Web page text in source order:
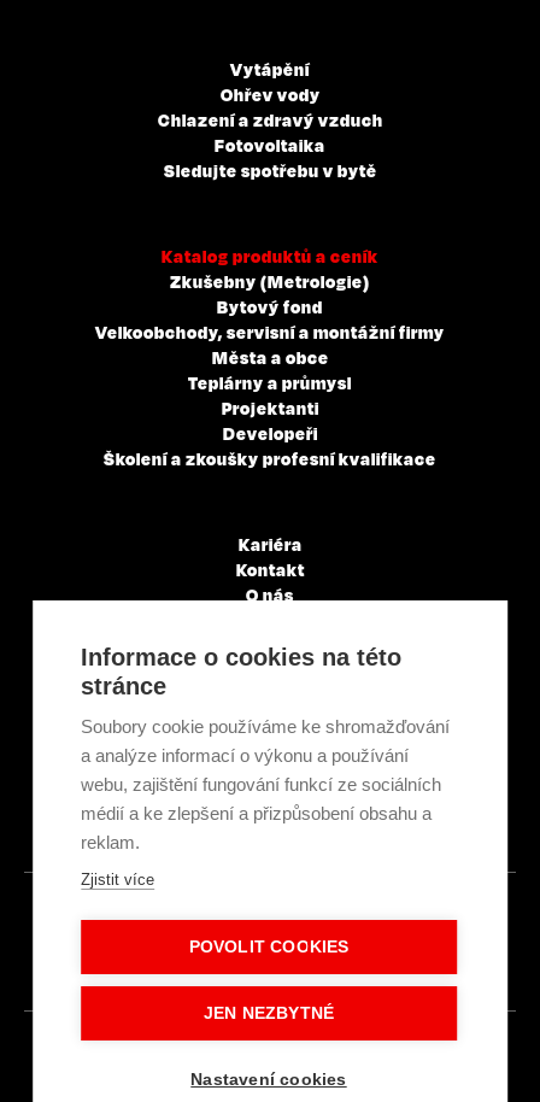
Vytápění
Ohřev vody
Chlazení a zdravý vzduch
Fotovoltaika
Sledujte spotřebu v bytě
Katalog produktů a ceník
Zkušebny (Metrologie)
Bytový fond
Velkoobchody, servisní a montážní firmy
Města a obce
Teplárny a průmysl
Projektanti
Developeři
Školení a zkoušky profesní kvalifikace
Kariéra
Kontakt
O nás
Články a novinky
GDPR & Cookies
Ekologická recyklace
Projekty EU
Intranet - Přihlášení
Přihlášení
© 2026
Informace o cookies na této
stránce
Soubory cookie používáme ke shromažďování
a analýze informací o výkonu a používání
webu, zajištění fungování funkcí ze sociálních
médií a ke zlepšení a přizpůsobení obsahu a
reklam.
Zjistit více
POVOLIT COOKIES
JEN NEZBYTNÉ
Nastavení cookies